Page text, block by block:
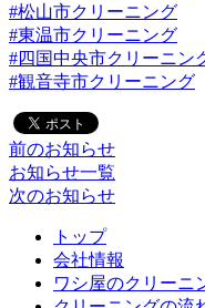
#松山市クリーニング
#東温市クリーニング
#四国中央市クリーニン
#観音寺市クリーニング
前のお知らせ
お知らせ一覧
次のお知らせ
トップ
会社情報
ワシ屋のクリーニ